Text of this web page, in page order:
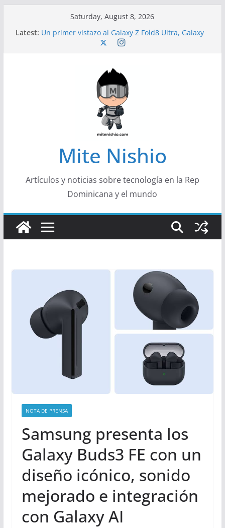
Saturday, August 8, 2026
Latest: Un primer vistazo al Galaxy Z Fold8 Ultra, Galaxy
Z Fold8 y Galaxy Z Flip8
Conferencistas analizarán los desafíos que
redefinen el futuro de las finanzas y la economía
Segunda edición de Marketing Unplugged
impulsa el marketing con propósito
Alerta sobre nueva campaña de ciberataques
que afecta a organizaciones de América Latina
Mite Nishio
Artículos y noticias sobre tecnología en la Rep
Dominicana y el mundo
NOTA DE PRENSA
Samsung presenta los
Galaxy Buds3 FE con un
diseño icónico, sonido
mejorado e integración
con Galaxy AI